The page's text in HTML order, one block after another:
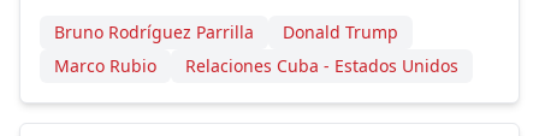
Bruno Rodríguez Parrilla
Donald Trump
Marco Rubio
Relaciones Cuba - Estados Unidos